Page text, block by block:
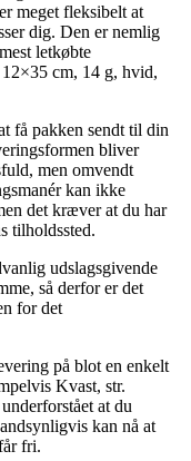
meget fleksibelt at
dig. Den er nemlig
letkøbte
cm, 14 g, hvid,
få pakken sendt til din
bliver
men omvendt
kan ikke
det kræver at du har
tilholdssted.
udslagsgivende
så derfor er det
for det
på blot en enkelt
Kvast, str.
at du
kan nå at
fri.